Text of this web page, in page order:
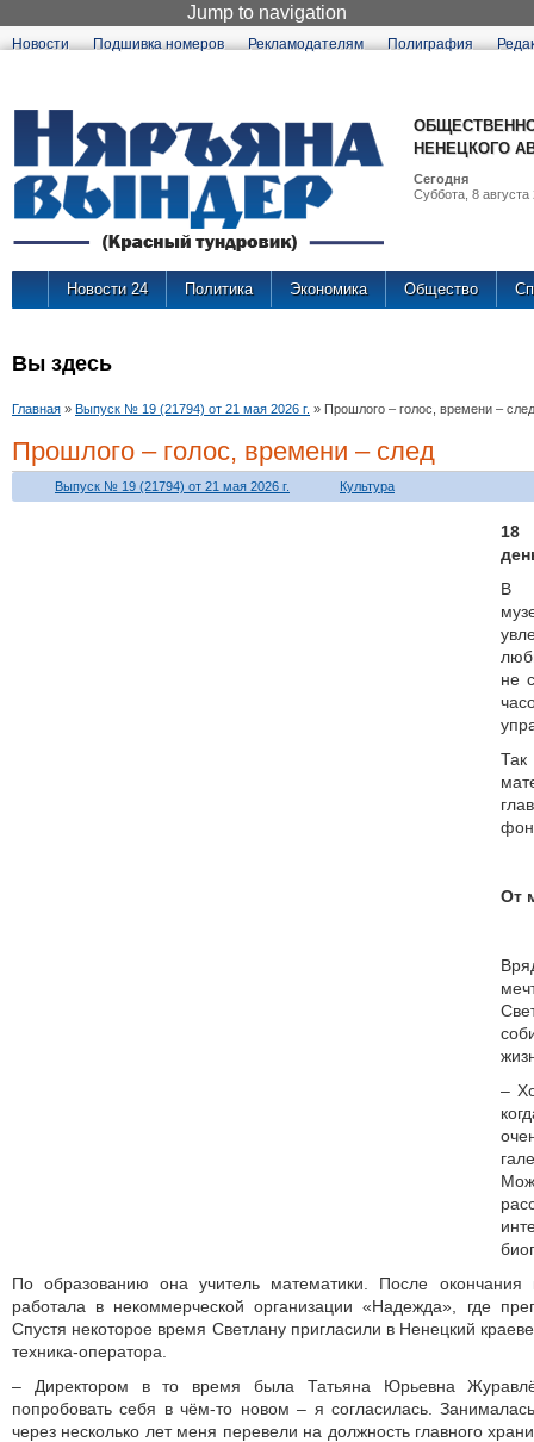
Jump to navigation
Новости Подшивка номеров Рекламодателям Полиграфия
НЕНЕЦКОГО
Сегодня
Суббота, 8 августа
Новости 24 Политика Экономика Общество
Вы здесь
Главная » Выпуск № 19 (21794) от 21 мая 2026 г. » Прошлого – голос, времени – след
Прошлого – голос, времени – след
Выпуск № 19 (21794) от 21 мая 2026 г. Культура
18
В
не
Так
От
–
По образованию она учитель математики. После окончания
работала в некоммерческой организации «Надежда», где
Спустя некоторое время Светлану пригласили в Ненецкий
техника-оператора.
– Директором в то время была Татьяна Юрьевна
попробовать себя в чём-то новом – я согласилась.
через несколько лет меня перевели на должность главного